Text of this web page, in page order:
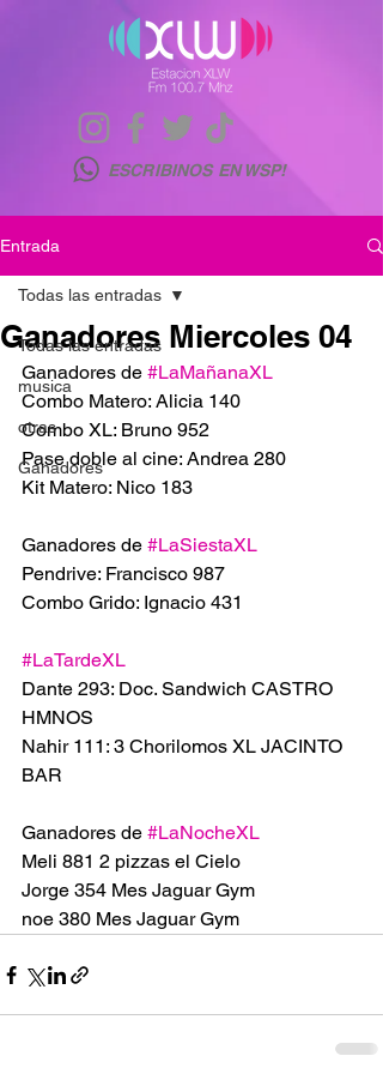
ESCRIBINOS EN WSP!
Entrada
Todas las entradas
musica
otras
Ganadores
Todas las entradas
Ganadores Miercoles 04
Ganadores de #LaMañanaXL
Combo Matero: Alicia 140
Combo XL: Bruno 952
Pase doble al cine: Andrea 280
Kit Matero: Nico 183
Ganadores de #LaSiestaXL
Pendrive: Francisco 987
Combo Grido: Ignacio 431
#LaTardeXL
Dante 293: Doc. Sandwich CASTRO
HMNOS
Nahir 111: 3 Chorilomos XL JACINTO
BAR
Ganadores de #LaNocheXL
Meli 881 2 pizzas el Cielo
Jorge 354 Mes Jaguar Gym
noe 380 Mes Jaguar Gym